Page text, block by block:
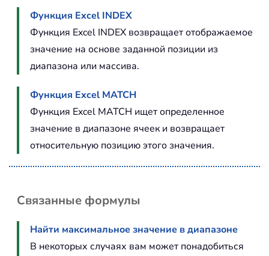
Функция Excel INDEX
Функция Excel INDEX возвращает отображаемое
значение на основе заданной позиции из
диапазона или массива.
Функция Excel MATCH
Функция Excel MATCH ищет определенное
значение в диапазоне ячеек и возвращает
относительную позицию этого значения.
Связанные формулы
Найти максимальное значение в диапазоне
В некоторых случаях вам может понадобиться